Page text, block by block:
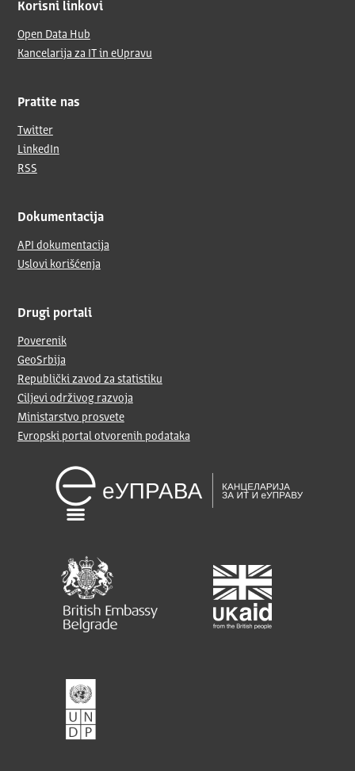
Korisni linkovi
Open Data Hub
Kancelarija za IT in eUpravu
Pratite nas
Twitter
LinkedIn
RSS
Dokumentacija
API dokumentacija
Uslovi korišćenja
Drugi portali
Poverenik
GeoSrbija
Republički zavod za statistiku
Ciljevi održivog razvoja
Ministarstvo prosvete
Evropski portal otvorenih podataka